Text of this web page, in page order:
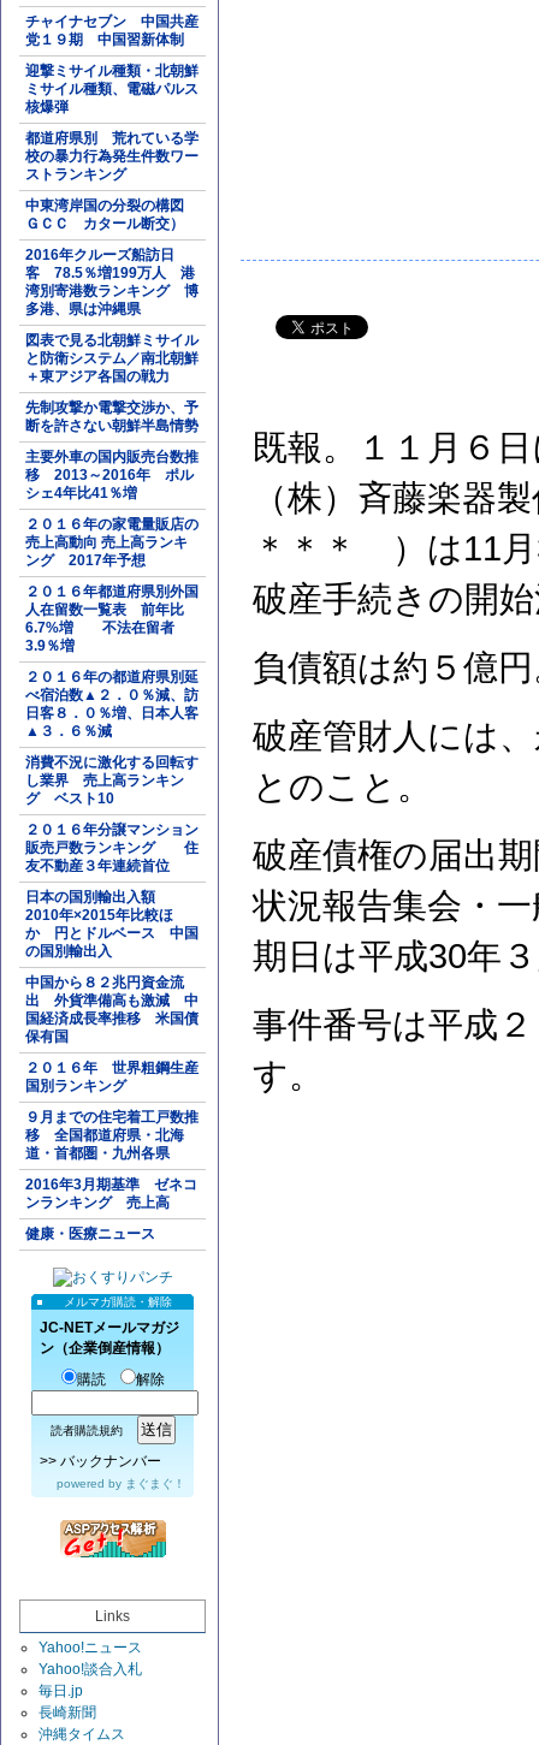
チャイナセブン 中国共産
党１９期 中国習新体制
迎撃ミサイル種類・北朝鮮
ミサイル種類、電磁パルス
核爆弾
都道府県別 荒れている学
校の暴力行為発生件数ワー
ストランキング
中東湾岸国の分裂の構図
ＧＣＣ カタール断交）
2016年クルーズ船訪日
客 78.5％増199万人 港
湾別寄港数ランキング 博
多港、県は沖縄県
図表で見る北朝鮮ミサイル
と防衛システム／南北朝鮮
＋東アジア各国の戦力
先制攻撃か電撃交渉か、予
断を許さない朝鮮半島情勢
主要外車の国内販売台数推
移 2013～2016年 ポル
シェ4年比41％増
２０１６年の家電量販店の
売上高動向 売上高ランキ
ング 2017年予想
２０１６年都道府県別外国
人在留数一覧表 前年比
6.7%増 不法在留者
3.9％増
２０１６年の都道府県別延
べ宿泊数▲２．０％減、訪
日客８．０％増、日本人客
▲３．６％減
消費不況に激化する回転す
し業界 売上高ランキン
グ ベスト10
２０１６年分譲マンション
販売戸数ランキング 住
友不動産３年連続首位
日本の国別輸出入額
2010年×2015年比較ほ
か 円とドルベース 中国
の国別輸出入
中国から８２兆円資金流
出 外貨準備高も激減 中
国経済成長率推移 米国債
保有国
２０１６年 世界粗鋼生産
国別ランキング
９月までの住宅着工戸数推
移 全国都道府県・北海
道・首都圏・九州各県
2016年3月期基準 ゼネコ
ンランキング 売上高
健康・医療ニュース
メルマガ購読・解除
JC-NETメールマガジ
ン（企業倒産情報）
購読
解除
読者購読規約
>> バックナンバー
powered by まぐまぐ！
Links
Yahoo!ニュース
Yahoo!談合入札
毎日.jp
長崎新聞
沖縄タイムス
既報。１１月６
（株）斉藤楽器
＊＊＊ ）は11
破産手続きの開
負債額は約５億
破産管財人には
とのこと。
破産債権の届出
状況報告集会・
期日は平成30年
事件番号は平成
す。